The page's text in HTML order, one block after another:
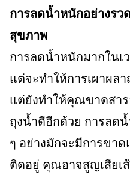
การลดน้ำหนักอย่างรว
สุขภาพ
การลดน้ำหนักมากในเ
แต่จะทำให้การเผาผ
แต่ยังทำให้คุณขาดสา
ถุงน้ำดีอีกด้วย การลด
ๆ อย่างมักจะมีการขา
ติดอยู่ คุณอาจสูญเสียเ